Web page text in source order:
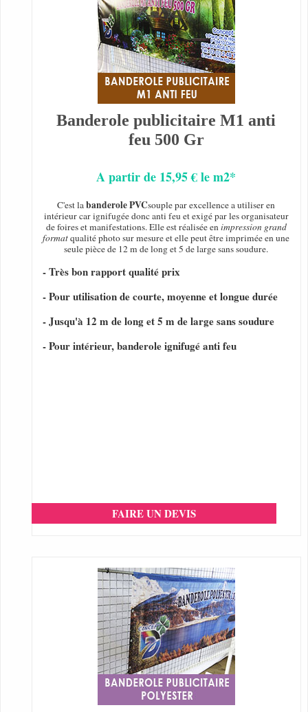
Banderole publicitaire M1 anti
feu 500 Gr
A partir de 15,95 € le m2*
C'est labanderole PVCsouple par excellence a utiliser en
intérieur car ignifugée donc anti feu et exigé par les organisateur
de foires et manifestations. Elle est réalisée enimpression grand
formatqualité photo sur mesure et elle peut être imprimée en une
seule pièce de 12 m de long et 5 de large sans soudure.
- Très bon rapport qualité prix
- Pour utilisation de courte, moyenne et longue durée
- Jusqu'à 12 m de long et 5 m de large sans soudure
- Pour intérieur, banderole ignifugé anti feu
FAIRE UN DEVIS